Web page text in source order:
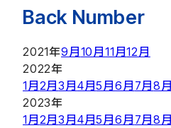
Back Number
2021年9月 10月11月12月
2022年
1月 2月3月 4月5月6月 7月8月
2023年
1月 2月3月 4月5月6月 7月8月